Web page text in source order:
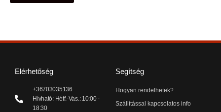
Elérhetőség
+36703035136
Hívható: Hétf.-Vas.: 10:00 -
18:30
Segítség
Hogyan rendelhetek?
Szállítással kapcsolatos info